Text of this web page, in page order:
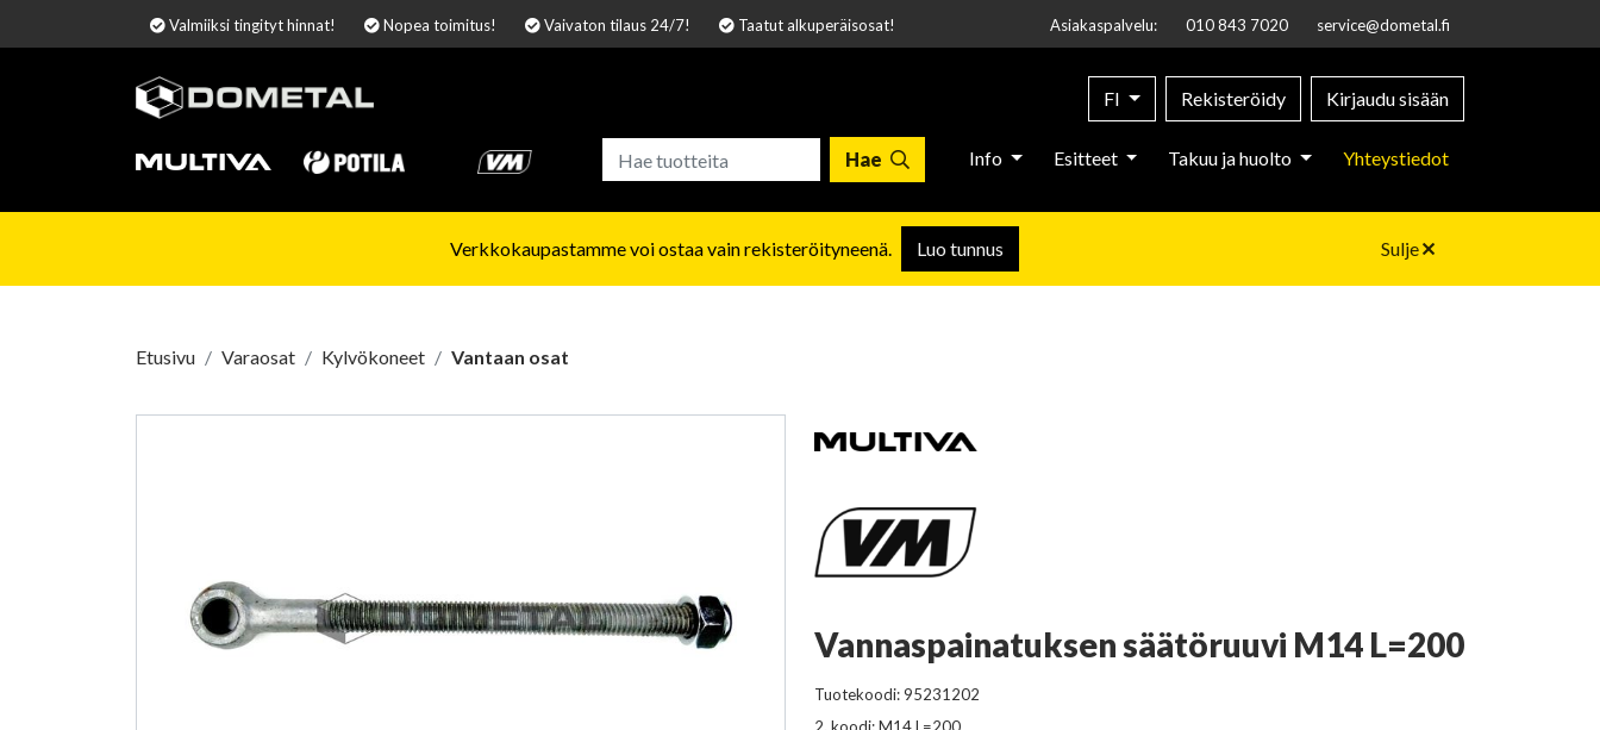
Valmiiksi tingityt hinnat! Nopea toimitus! Vaivaton tilaus 24/7! Taatut alkuperäisosat! Asiakaspalvelu: 010 843 7020 service@dometal.fi
FI Rekisteröidy Kirjaudu sisään
Hae Info Esitteet Takuu ja huolto Yhteystiedot
Verkkokaupastamme voi ostaa vain rekisteröityneenä. Luo tunnus Sulje
Etusivu Varaosat Kylvökoneet Vantaan osat
Vannaspainatuksen säätöruuvi M14 L=200
Tuotekoodi:95231202